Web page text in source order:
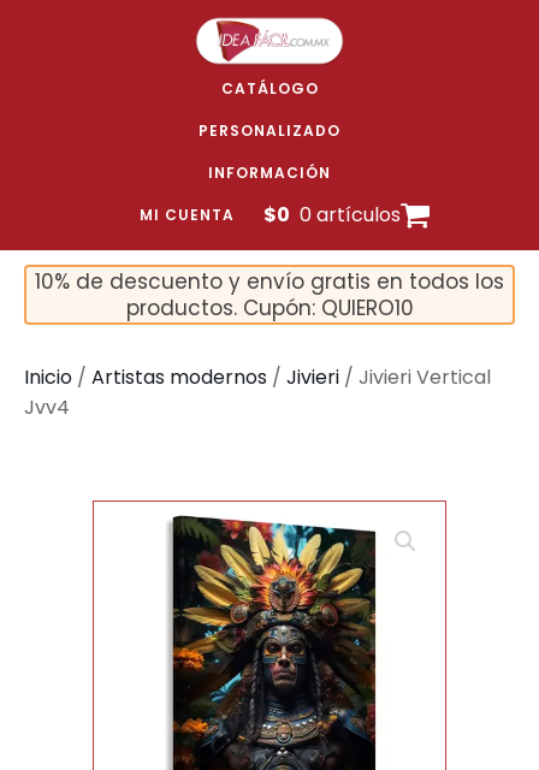
CATÁLOGO
PERSONALIZADO
INFORMACIÓN
MI CUENTA $0 0 artículos
10% de descuento y envío gratis en todos los
productos. Cupón: QUIERO10
Inicio / Artistas modernos / Jivieri / Jivieri Vertical
Jvv4
🔍